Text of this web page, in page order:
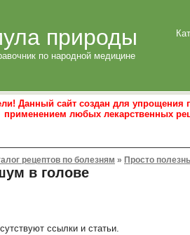
природы
по народной медицине
Данный сайт создан для упрощения
применением любых лекарственных
рецептов по болезням » Просто
в голове
ссылки и статьи.